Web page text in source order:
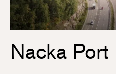
Nacka Port